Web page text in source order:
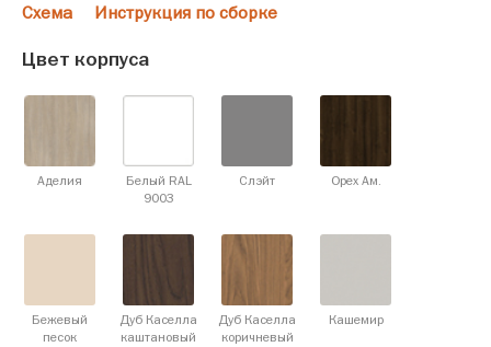
Схема Инструкция по сборке
Цвет корпуса
Аделия
Белый RAL
9003
Слэйт Орех Ам.
Бежевый
песок
Дуб Каселла
каштановый
Дуб Каселла
коричневый
Кашемир